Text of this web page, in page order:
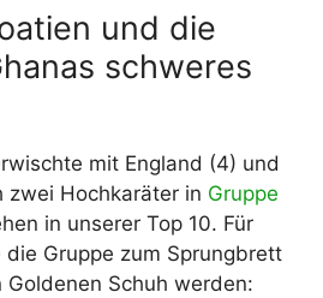
und die
schweres
mit England (4) und
zwei Hochkaräter in Gruppe
in unserer Top 10. Für
die Gruppe zum Sprungbrett
Goldenen Schuh werden: